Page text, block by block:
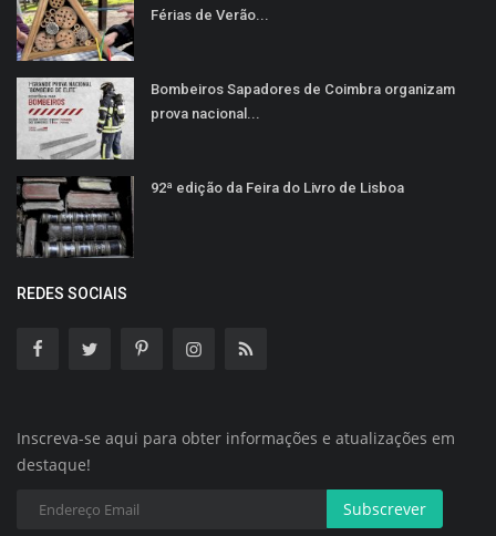
Férias de Verão...
Bombeiros Sapadores de Coimbra organizam
prova nacional...
92ª edição da Feira do Livro de Lisboa
REDES SOCIAIS
Inscreva-se aqui para obter informações e atualizações em
destaque!
Subscrever